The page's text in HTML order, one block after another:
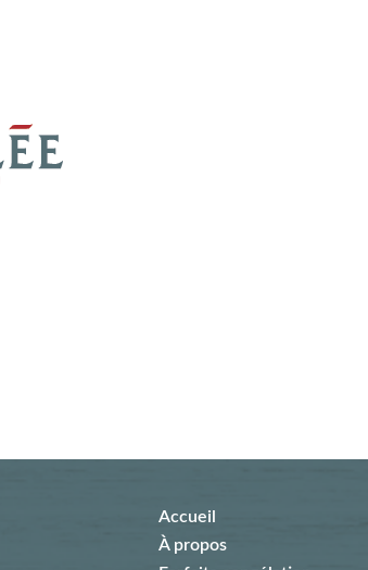
Accueil
À propos